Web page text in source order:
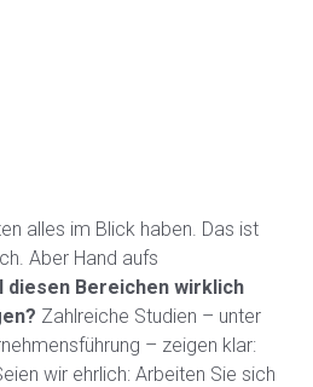
alles im Blick haben. Das ist
Aber Hand aufs
diesen Bereichen wirklich
Zahlreiche Studien – unter
– zeigen klar:
wir ehrlich: Arbeiten Sie sich